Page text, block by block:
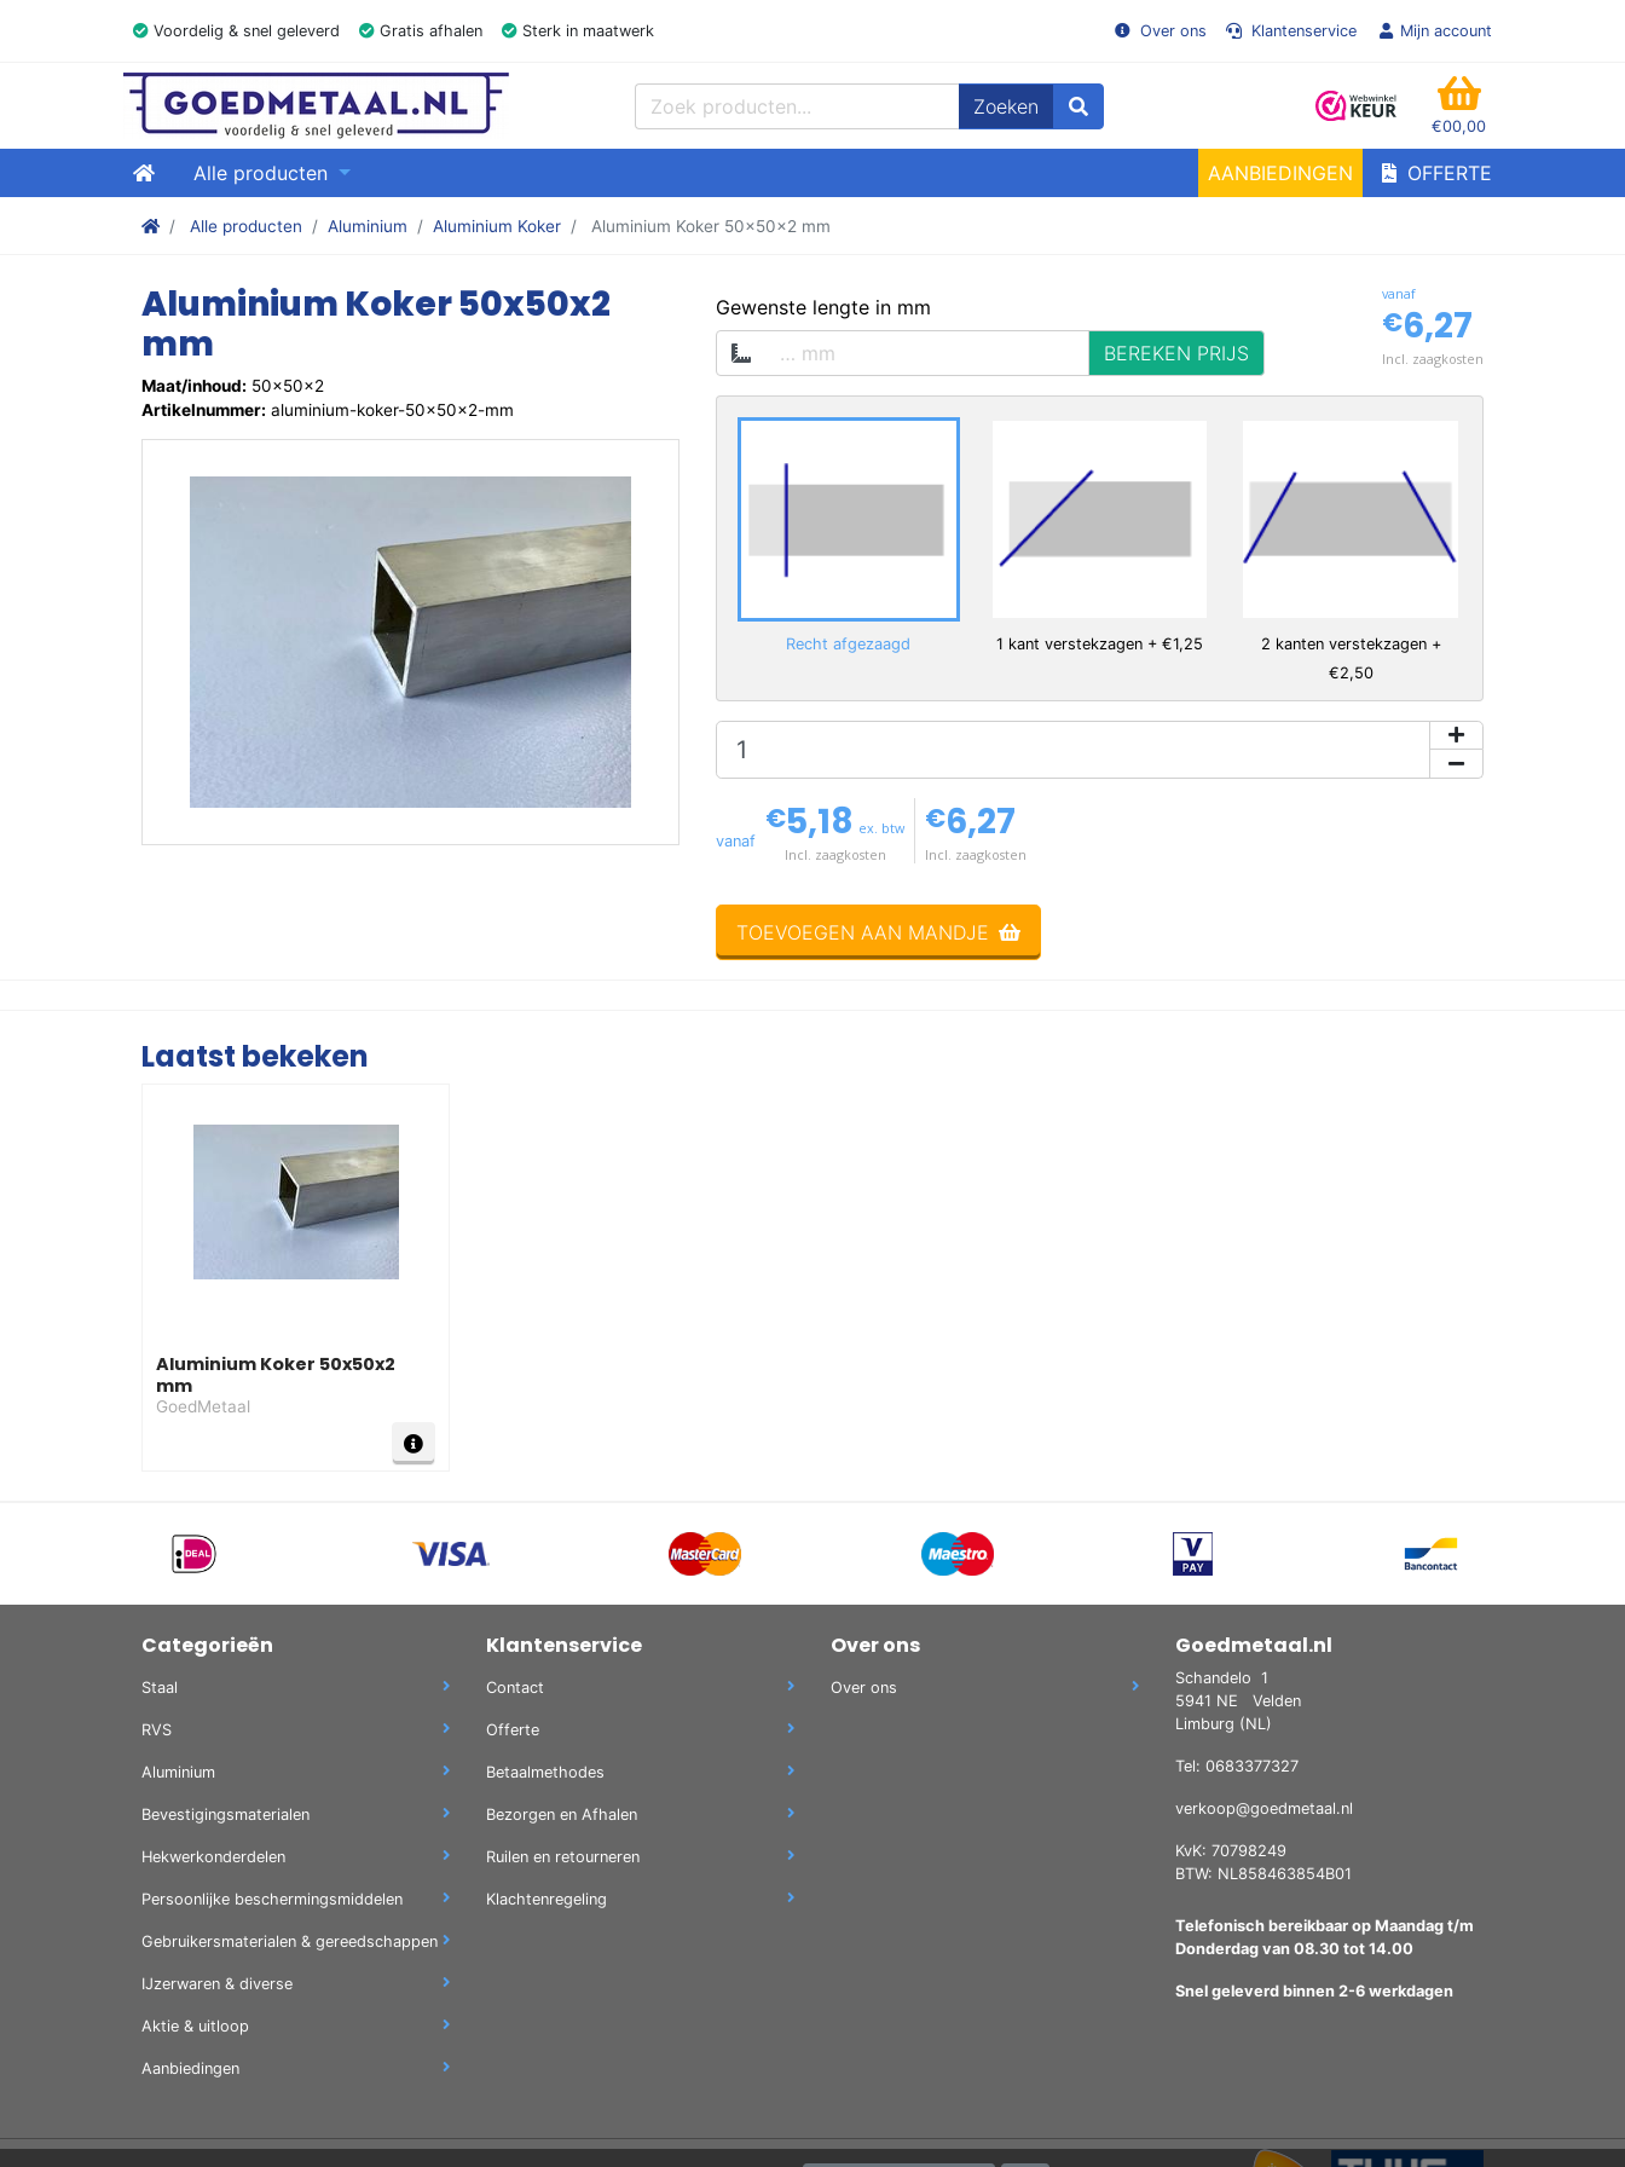
Voordelig & snel geleverd Gratis afhalen Sterk in maatwerk Over ons Klantenservice Mijn account
GOEDMETAAL.NL
Zoeken
€00,00
WINKELMANDJE
HomeAlle producten AANBIEDINGEN OFFERTE
Stalen kokers, hoekstaal, Balk, Buizen Plat, Strippen, Plaat en meer! Goedmetaal voor de beste prijzen!
Alle producten Aluminium Aluminium Koker Aluminium Koker 50x50x2 mm
Aluminium Koker 50x50x2
mm
Maat/inhoud: 50x50x2
Artikelnummer: aluminium-koker-50x50x2-mm
Gewenste lengte in mm
BEREKEN PRIJS
vanaf
€6,27
Incl. zaagkosten
Recht afgezaagd 1 kant verstekzagen + €1,25
2 kanten verstekzagen +
€2,50
vanaf
€5,18 ex. btw
Incl. zaagkosten
€6,27
Incl. zaagkosten
TOEVOEGEN AAN MANDJE
Laatst bekeken
Aluminium Koker 50x50x2
mm
GoedMetaal
Categorieën
Staal
RVS
Aluminium
Bevestigingsmaterialen
Hekwerkonderdelen
Persoonlijke beschermingsmiddelen
Gebruikersmaterialen & gereedschappen
IJzerwaren & diverse
Aktie & uitloop
Aanbiedingen
Klantenservice
Contact
Offerte
Betaalmethodes
Bezorgen en Afhalen
Ruilen en retourneren
Klachtenregeling
Over ons
Over ons
Goedmetaal.nl
Schandelo 1
5941 NE
Velden
Limburg (NL)
Tel: 0683377327
verkoop@goedmetaal.nl
KvK: 70798249
BTW: NL858463854B01
Telefonisch bereikbaar op Maandag t/m
Donderdag van 08.30 tot 14.00
Snel geleverd binnen 2-6 werkdagen